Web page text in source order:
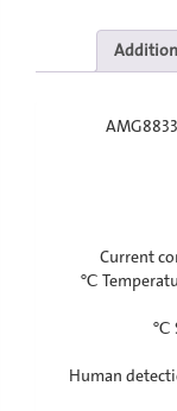
Current
Human